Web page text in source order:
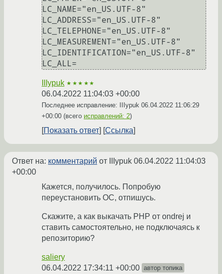
LC_NAME="en_US.UTF-8"
LC_ADDRESS="en_US.UTF-8"
LC_TELEPHONE="en_US.UTF-8"
LC_MEASUREMENT="en_US.UTF-8"
LC_IDENTIFICATION="en_US.UTF-8"
IIIypuk ★★★★★
06.04.2022 11:04:03 +00:00
Последнее исправление: IIIypuk 06.04.2022 11:06:29
+00:00 (всего исправлений: 2)
Показать ответ Ссылка
Ответ на: комментарий от IIIypuk 06.04.2022 11:04:03
+00:00
Кажется, получилось. Попробую
переустановить ОС, отпишусь.
Скажите, а как выкачать PHP от ondrej и
ставить самостоятельно, не подключаясь к
репозиторию?
saliery
06.04.2022 17:34:11 +00:00 автор топика